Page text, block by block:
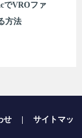
でVROファ
方法
せ
サイトマッ